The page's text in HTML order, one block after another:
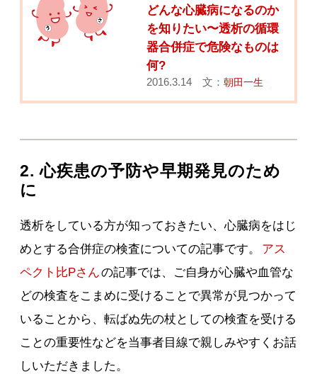
どんな心臓病になるのか
を知りたい〜透析の循環
器合併症で危険なものは
何?
2016.3.14 文：朝田一生
2. 心疾患の予防や早期発見のため
に
透析をしている方が知っておきたい、心臓病をはじ
めとする合併症の検査についての記事です。
アス
ペクト比Pさんの記事では、ご自身が心臓や血管な
どの検査をこまめに受けることで異常が見つかって
いることから、転ばぬ先の杖としての検査を受ける
ことの重要性などを当事者目線で親しみやすくお話
しいただきました。